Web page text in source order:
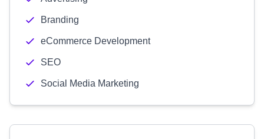
Branding
eCommerce Development
SEO
Social Media Marketing